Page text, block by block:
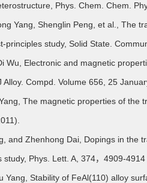
Phys. Chem. Chem.
Yang, Shenglin Peng, et al., The
principles study, Solid State.
Wu, Electronic and magnetic
Compd. Volume 656, 25
The magnetic properties of the
and Zhenhong Dai, Dopings in the
Phys. Lett. A, 374，4909-4914
Stability of FeAl(110) alloy